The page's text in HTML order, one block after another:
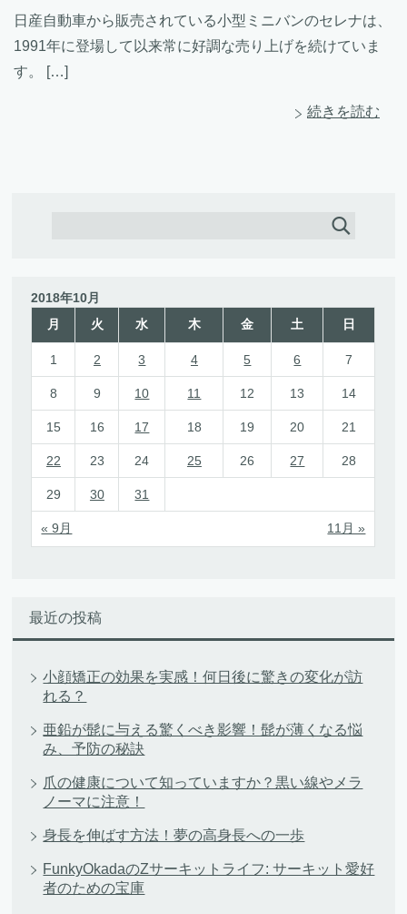
日産自動車から販売されている小型ミニバンのセレナは、
1991年に登場して以来常に好調な売り上げを続けていま
す。 […]
続きを読む
2018年10月
月
火 水 木 金 土 日
« 9月 11月 »
1 2 3 4 5 6 7
8 9 10 11 12 13 14
15 16 17 18 19 20 21
22 23 24 25 26 27 28
29 30 31
最近の投稿
小顔矯正の効果を実感！何日後に驚きの変化が訪
れる？
亜鉛が髭に与える驚くべき影響！髭が薄くなる悩
み、予防の秘訣
爪の健康について知っていますか？黒い線やメラ
ノーマに注意！
身長を伸ばす方法！夢の高身長への一歩
FunkyOkadaのZサーキットライフ: サーキット愛好
者のための宝庫